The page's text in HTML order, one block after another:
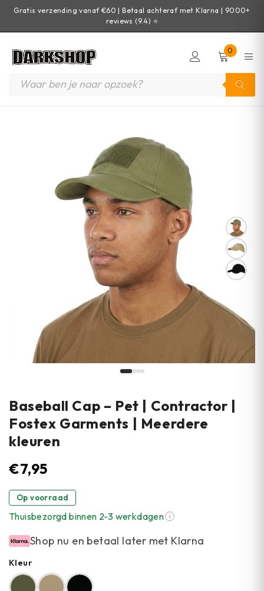
Gratis verzending vanaf €60 | Betaal achteraf met Klarna | 9000+
reviews (9.4) ⭐
0
Baseball Cap – Pet | Contractor |
Fostex Garments | Meerdere
kleuren
€7,95
Op voorraad
Thuisbezorgd binnen 2-3 werkdagen
Shop nu en betaal later met Klarna
Kleur